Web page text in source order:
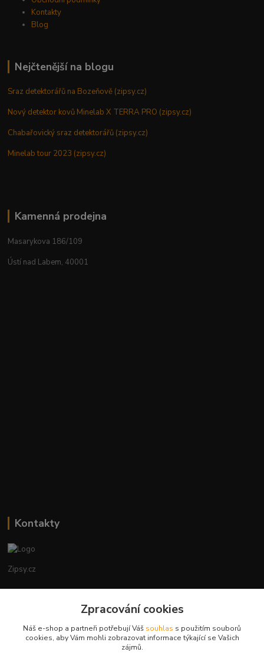
Kontakty
Blog
Nejčtenější na blogu
Sraz detektorářů na Bozeňově (zipsy.cz)
Nový detektor kovů Minelab X TERRA PRO (zipsy.cz)
Chabařovický sraz detektorářů (zipsy.cz)
Minelab tour 2023 (zipsy.cz)
Kamenná prodejna
Masarykova 186/109
Ústí nad Labem, 40001
Kontakty
Zipsy.cz
+420774877333
obchod@zipsy.cz
Zpracování cookies
Náš e-shop a partneři potřebují Váš souhlas s použitím souborů
cookies, aby Vám mohli zobrazovat informace týkající se Vašich
zájmů.